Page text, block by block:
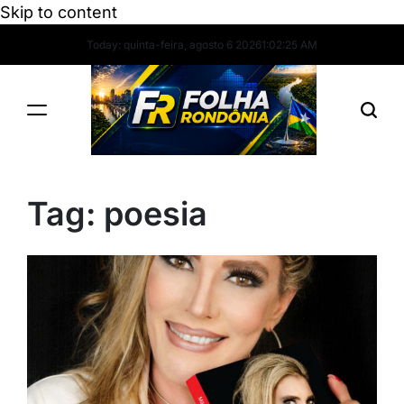
Skip to content
Today: quinta-feira, agosto 6 20261:02:25 AM
Tag: poesia